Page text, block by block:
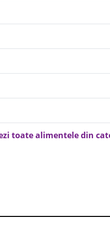
toate alimentele din